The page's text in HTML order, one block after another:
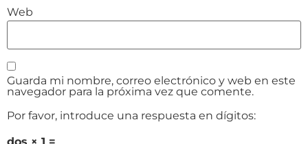
Web
Guarda mi nombre, correo electrónico y web en este
navegador para la próxima vez que comente.
Por favor, introduce una respuesta en dígitos: